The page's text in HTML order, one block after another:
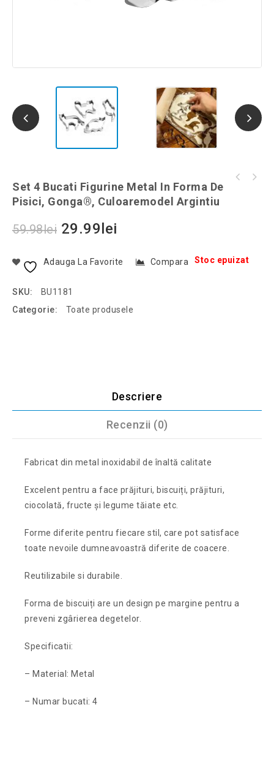
Set 4 Bucati Figurine Metal In Forma De
Pisici, Gonga®, Culoaremodel Argintiu
59.98lei 29.99 lei
Stoc epuizat
Adauga La Favorite Compara
SKU:
BU1181
Categorie:
Toate produsele
Descriere
Recenzii (0)
Fabricat din metal inoxidabil de înaltă calitate
Excelent pentru a face prăjituri, biscuiți, prăjituri,
ciocolată, fructe și legume tăiate etc.
Forme diferite pentru fiecare stil, care pot satisface
toate nevoile dumneavoastră diferite de coacere.
Reutilizabile si durabile.
Forma de biscuiți are un design pe margine pentru a
preveni zgârierea degetelor.
Specificatii:
– Material: Metal
– Numar bucati: 4